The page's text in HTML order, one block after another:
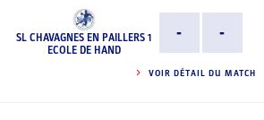
SL CHAVAGNES EN PAILLERS 1
ECOLE DE HAND
- -
VOIR DÉTAIL DU MATCH